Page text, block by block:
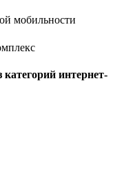
мобильности
интернет-